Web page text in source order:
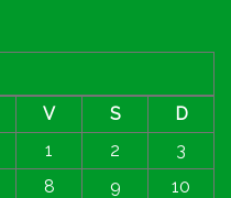
V S
D
1
2
3
8 9
10